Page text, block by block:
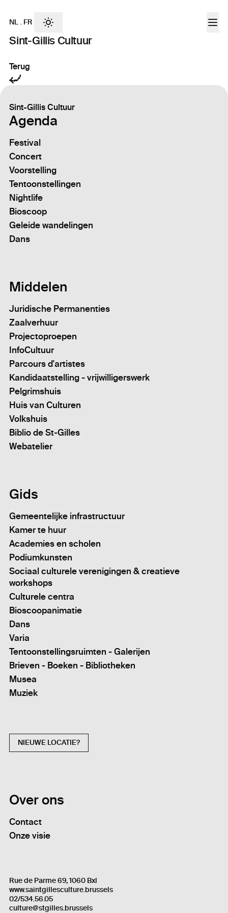
Sint-Gillis Cultuur
NL . FR
Terug
Sint-Gillis Cultuur
Agenda
Festival
Concert
Voorstelling
Tentoonstellingen
Nightlife
Bioscoop
Geleide wandelingen
Dans
Middelen
Juridische Permanenties
Zaalverhuur
Projectoproepen
InfoCultuur
Parcours d'artistes
Kandidaatstelling - vrijwilligerswerk
Pelgrimshuis
Huis van Culturen
Volkshuis
Biblio de St-Gilles
Webatelier
Gids
Gemeentelijke infrastructuur
Kamer te huur
Academies en scholen
Podiumkunsten
Sociaal culturele verenigingen & creatieve
workshops
Culturele centra
Bioscoopanimatie
Dans
Varia
Tentoonstellingsruimten - Galerijen
Brieven - Boeken - Bibliotheken
Musea
Muziek
NIEUWE LOCATIE?
Over ons
Contact
Onze visie
Rue de Parme 69, 1060 Bxl
www.saintgillesculture.brussels
02/534.56.05
culture@stgilles.brussels